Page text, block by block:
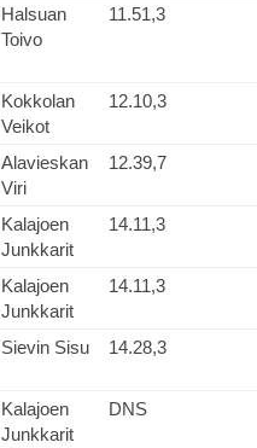
Halsuan
Toivo
11.51,3
Kokkolan
Veikot
12.10,3
Alavieskan
Viri
12.39,7
Kalajoen
Junkkarit
14.11,3
Kalajoen
Junkkarit
14.11,3
Sievin Sisu 14.28,3
Kalajoen
Junkkarit
DNS